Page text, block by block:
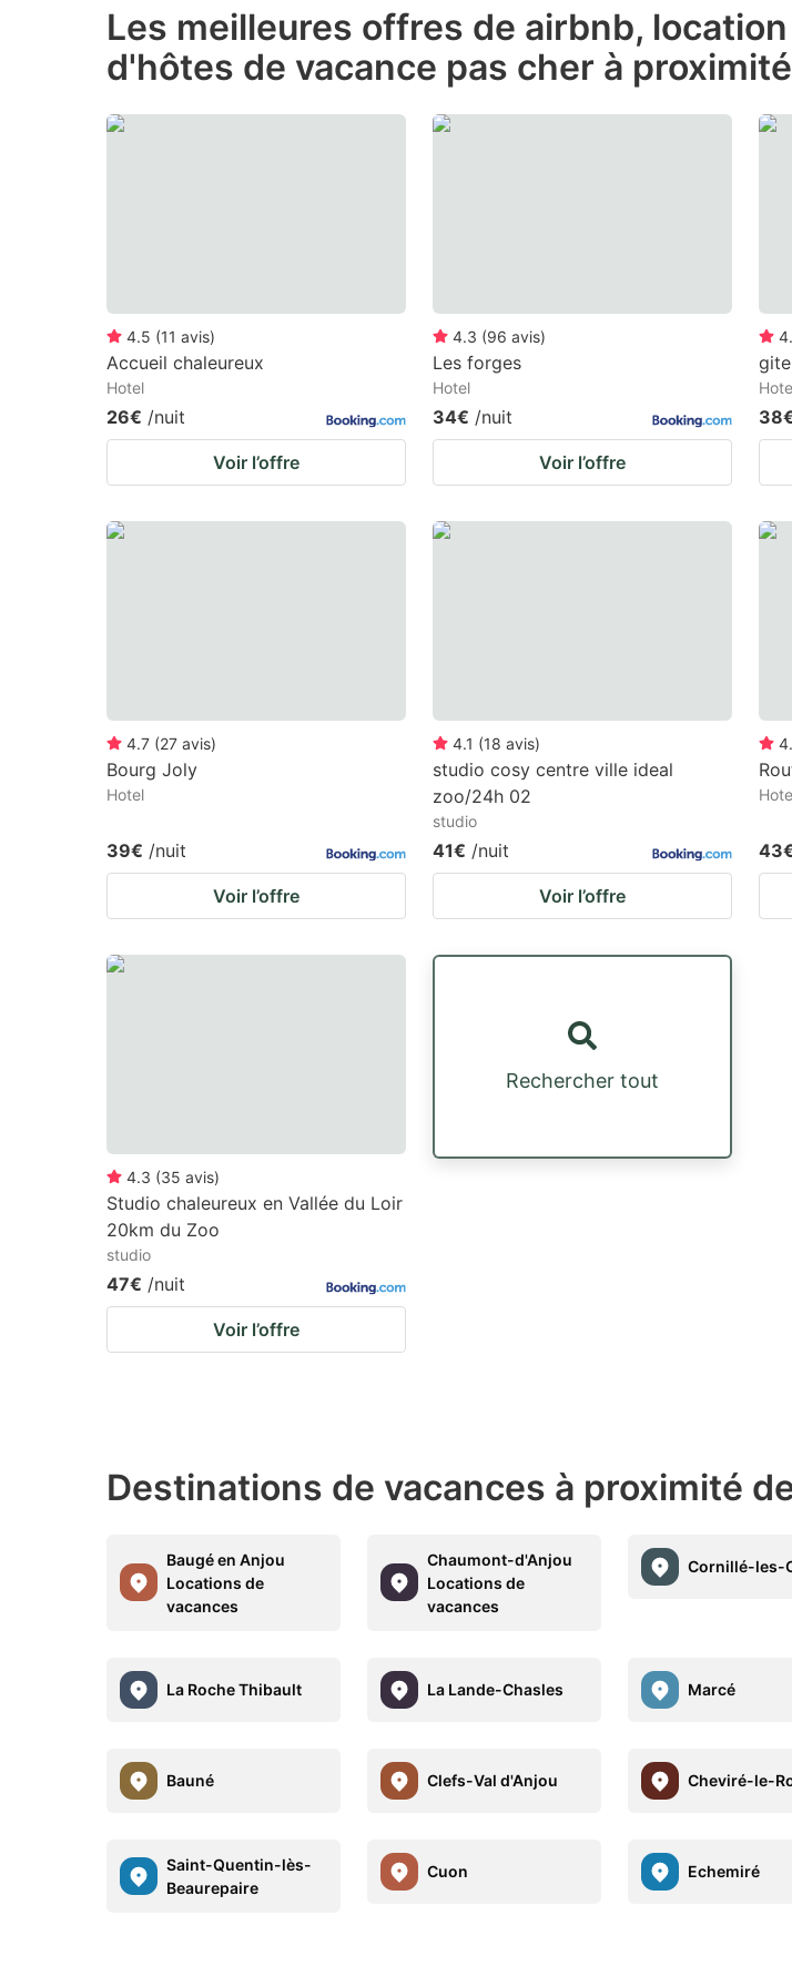
the
question
for
changing
the
question
for
changing
Les meilleures offres de airbnb,
d'hôtes de vacance pas cher à
4.5 (11 avis)
Accueil chaleureux
Hotel
26€ /nuit
Voir l’offre
4.3 (96 avis)
Les forges
Hotel
34€ /nuit
Voir l’offre
4.7 (27 avis)
Bourg Joly
Hotel
39€ /nuit
Voir l’offre
4.1 (18 avis)
studio cosy centre ville ideal
zoo/24h 02
studio
41€ /nuit
Voir l’offre
4.3 (35 avis)
Studio chaleureux en Vallée du Loir
20km du Zoo
studio
47€ /nuit
Voir l’offre
Rechercher tout
Destinations de vacances à proximité
Baugé en Anjou
Locations de
vacances
Chaumont-d'Anjou
Locations de
vacances
Cornillé-les-
La Roche Thibault La Lande-Chasles Marcé
Bauné Clefs-Val d'Anjou Cheviré-le-
Saint-Quentin-lès-
Beaurepaire
Cuon Echemiré